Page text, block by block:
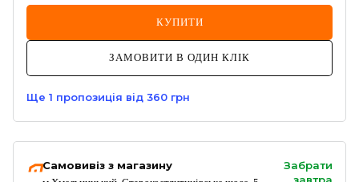
КУПИТИ
ЗАМОВИТИ В ОДИН КЛІК
Ще 1 пропозиція від 360 грн
Самовивіз з магазину
Забрати
завтра